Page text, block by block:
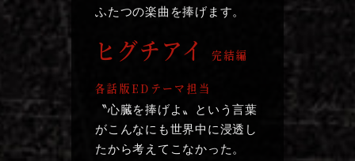
ふたつの楽曲を捧げます。
ヒグチアイ完結編
各話版EDテーマ担当
〝心臓を捧げよ〟という言葉
がこんなにも世界中に浸透し
たから考えてこなかった。